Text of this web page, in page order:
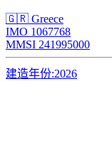
🇬🇷 Greece
IMO 1067768
MMSI 241995000
建造年份:2026